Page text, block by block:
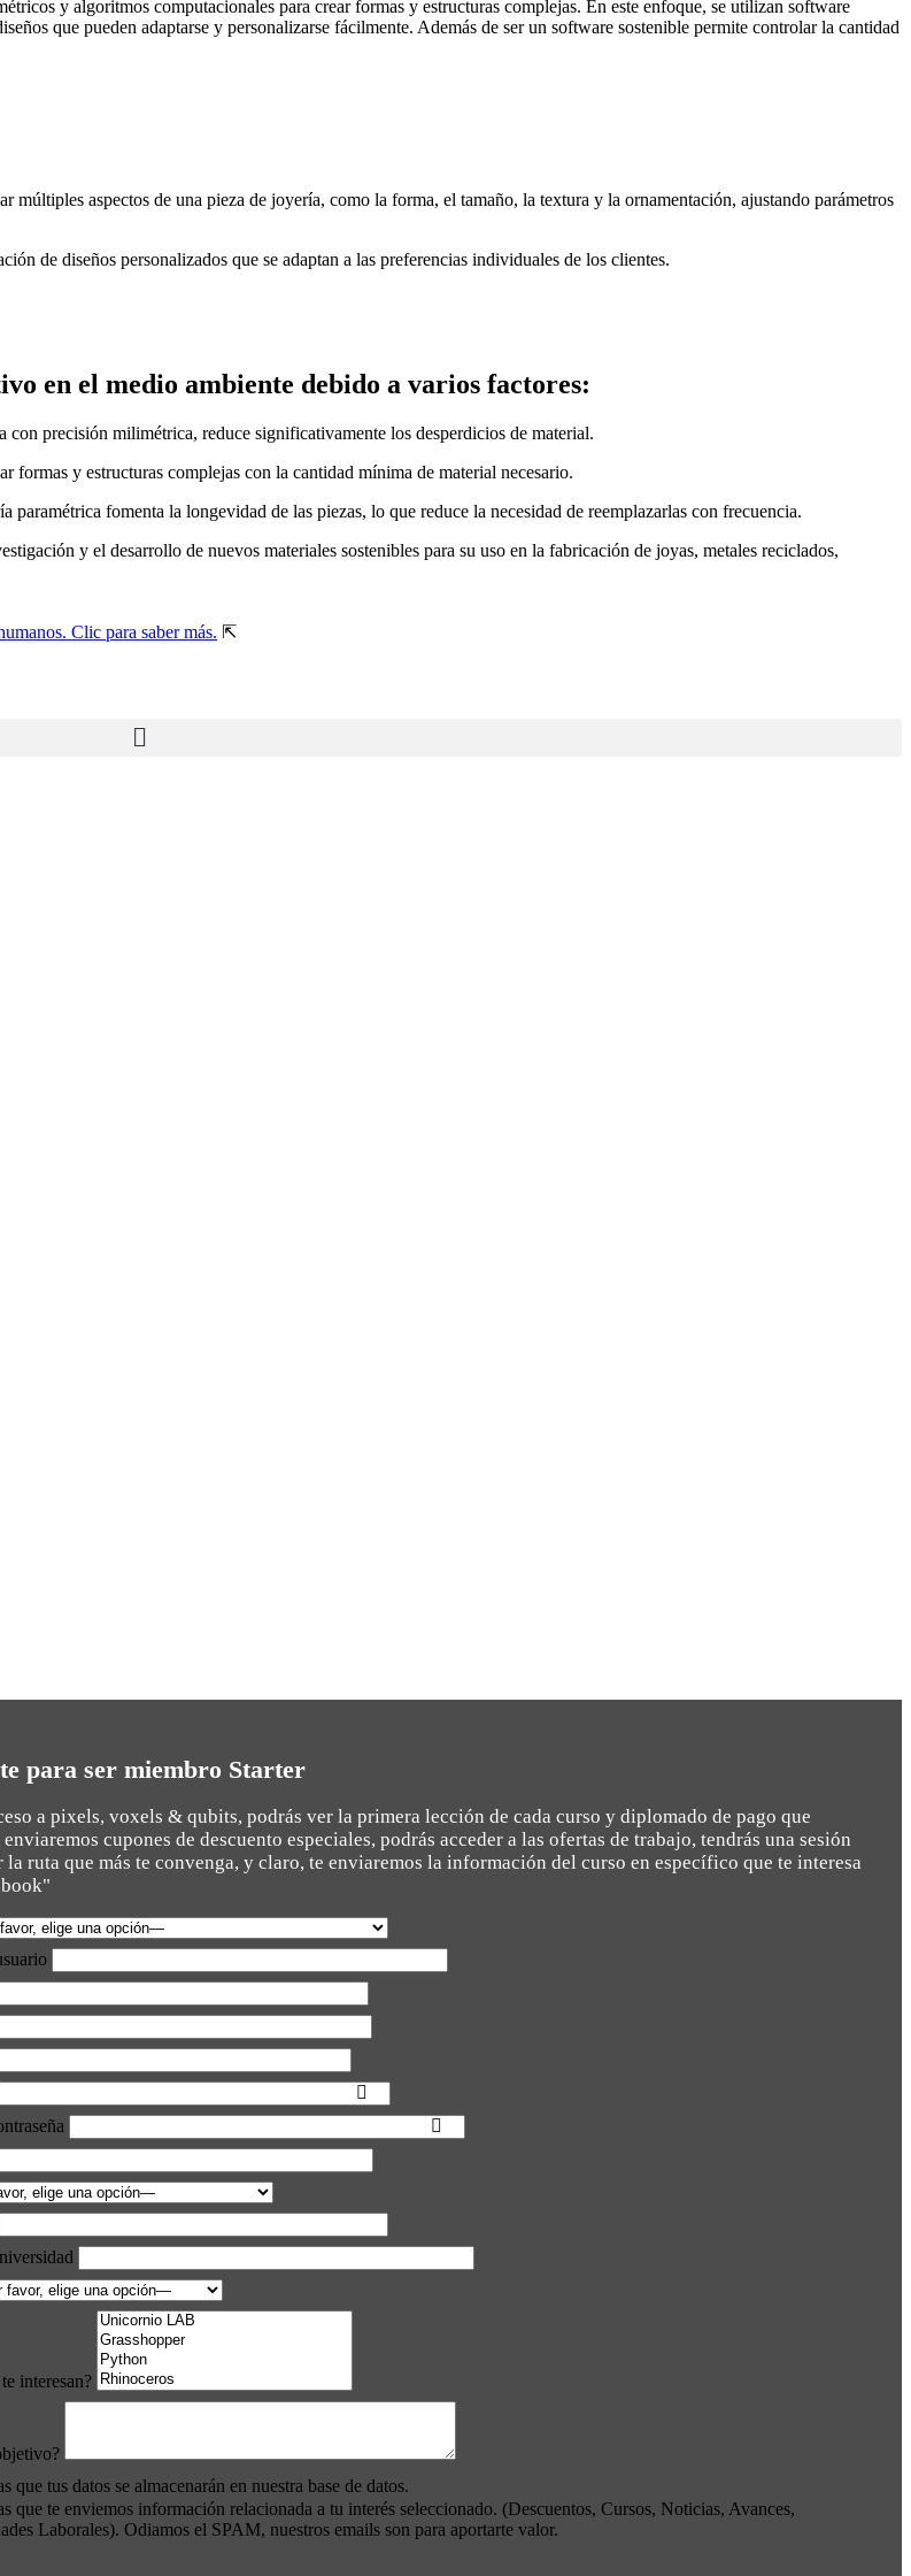
y algoritmos computacionales para crear formas y estructuras complejas. En este enfoque, se utilizan software
que pueden adaptarse y personalizarse fácilmente. Además de ser un software sostenible permite controlar la cantidad
aspectos de una pieza de joyería, como la forma, el tamaño, la textura y la ornamentación, ajustando parámetros
de diseños personalizados que se adaptan a las preferencias individuales de los clientes.
en el medio ambiente debido a varios factores:
precisión milimétrica, reduce significativamente los desperdicios de material.
formas y estructuras complejas con la cantidad mínima de material necesario.
paramétrica fomenta la longevidad de las piezas, lo que reduce la necesidad de reemplazarlas con frecuencia.
y el desarrollo de nuevos materiales sostenibles para su uso en la fabricación de joyas, metales reciclados,
Clic para saber más. ⇱
para ser miembro Starter
a pixels, voxels & qubits, podrás ver la primera lección de cada curso y diplomado de pago que
enviaremos cupones de descuento especiales, podrás acceder a las ofertas de trabajo, tendrás una sesión
ruta que más te convenga, y claro, te enviaremos la información del curso en específico que te interesa
interesan?
que tus datos se almacenarán en nuestra base de datos.
que te enviemos información relacionada a tu interés seleccionado. (Descuentos, Cursos, Noticias, Avances,
Laborales). Odiamos el SPAM, nuestros emails son para aportarte valor.